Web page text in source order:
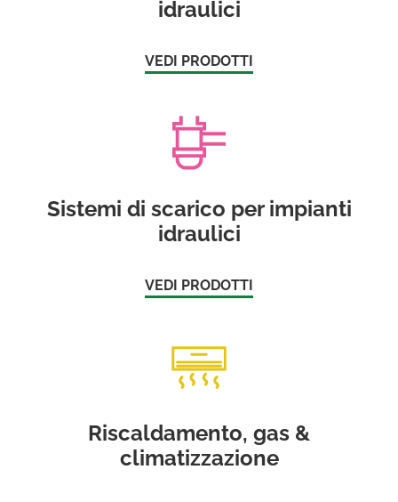
idraulici
VEDI PRODOTTI
Sistemi di scarico per impianti
idraulici
VEDI PRODOTTI
Riscaldamento, gas &
climatizzazione